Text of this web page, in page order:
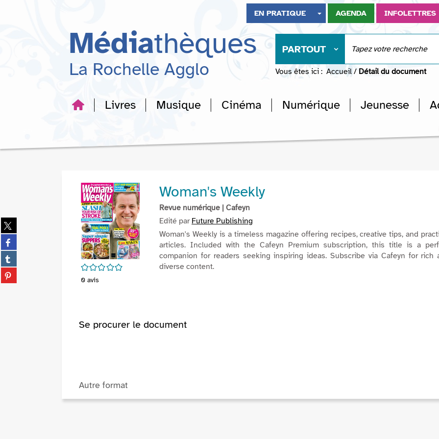
recherche
EN PRATIQUE AGENDA INFOLETTRES
Médiathèques
La Rochelle Agglo
PARTOUT
Vous êtes ici : Accueil / Détail du document
Livres Musique Cinéma Numérique Jeunesse
Partager
sur
twitter
(Nouvelle
fenêtre)
Partager
sur
facebook
(Nouvelle
fenêtre)
Partager
sur
tumblr
Partager
sur
/5
0 avis
Woman's Weekly
Revue numérique | Cafeyn
Edité par Future Publishing
Woman's Weekly is a timeless magazine offering recipes, creative tips, and
articles. Included with the Cafeyn Premium subscription, this title is a
companion for readers seeking inspiring ideas. Subscribe via Cafeyn for rich
diverse content.
Se procurer le document
Autre format